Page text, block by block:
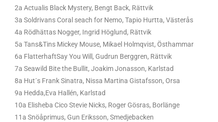
2a Actualis Black Mystery, Bengt Back, Rättvik
3a Soldrivans Coral seach for Nemo, Tapio Hurtta, Västerås
4a Rödhättas Nogger, Ingrid Höglund, Rättvik
5a Tans&Tins Mickey Mouse, Mikael Holmqvist, Östhammar
6a FlatterhaftSay You Will, Gudrun Berggren, Rättvik
7a Seawild Bite the Bullit, Joakim Jonasson, Karlstad
8a Hut´s Frank Sinatra, Nissa Martina Gistafsson, Orsa
9a Hedda,Eva Hallén, Karlstad
10a Elisheba Cico Stevie Nicks, Roger Gösras, Borlänge
11a Snöåprimus, Gun Eriksson, Smedjebacken